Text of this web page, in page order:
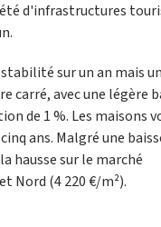
d'infrastructures
sur un an mais
carré, avec une légère
de 1 %. Les maisons
ans. Malgré une
hausse sur le marché
Nord (4 220 €/m²).